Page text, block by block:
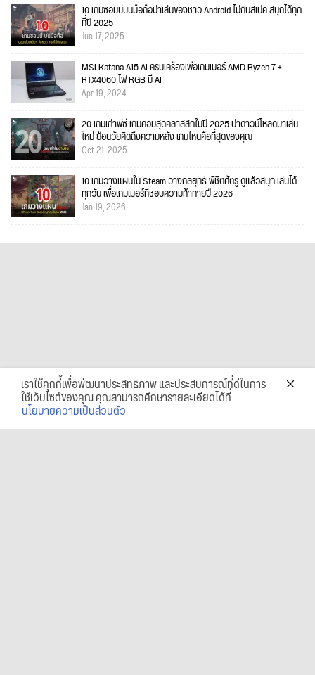
10 เกมซอมบี้บนมือถือน่าเล่นของชาว Android ไม่กินสเปค สนุกได้ทุก
ที่ปี 2025
Jun 17, 2025
MSI Katana A15 AI ครบเครื่องเพื่อเกมเมอร์ AMD Ryzen 7 +
RTX4060 ไฟ RGB มี AI
Apr 19, 2024
20 เกมเก่าพีซี เกมคอมสุดคลาสสิกในปี 2025 น่าดาวน์โหลดมาเล่น
ใหม่ ย้อนวัยคิดถึงความหลัง เกมไหนคือที่สุดของคุณ
Oct 21, 2025
10 เกมวางแผนใน Steam วางกลยุทธ์ พิชิตศัตรู ดูแล้วสนุก เล่นได้
ทุกวัน เพื่อเกมเมอร์ที่ชอบความท้าทายปี 2026
Jan 19, 2026
เราใช้คุกกี้เพื่อพัฒนาประสิทธิภาพ และประสบการณ์ที่ดีในการ
ใช้เว็บไซต์ของคุณ คุณสามารถศึกษารายละเอียดได้ที่
นโยบายความเป็นส่วนตัว